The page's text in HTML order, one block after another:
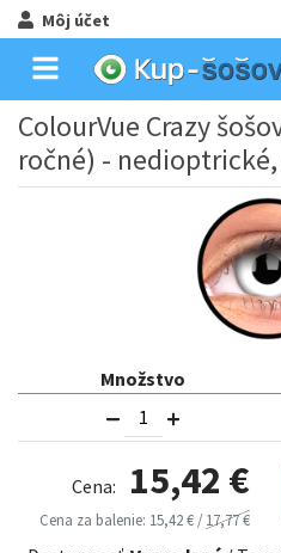
Môj účet
ColourVue Crazy
ročné) -
Množstvo
Cena: 15,42 €
Cena za balenie: 15,42 € /17,77 €